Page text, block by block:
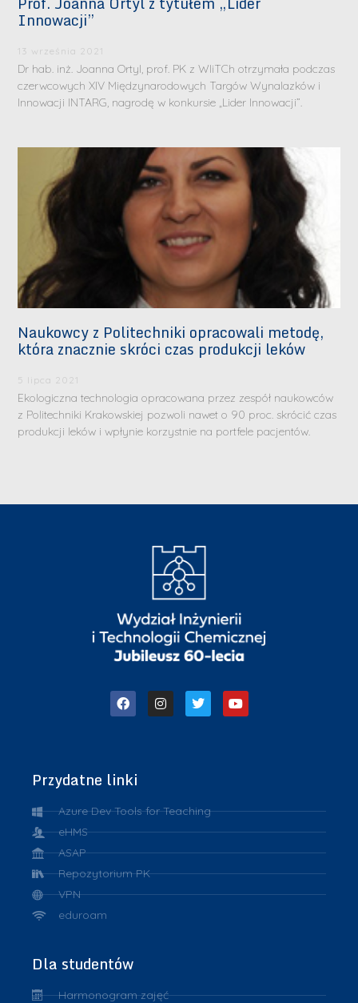
Innowacji”
13 września 2021
Dr hab. inż. Joanna Ortyl, prof. PK z WIiTCh otrzymała podczas
czerwcowych XIV Międzynarodowych Targów Wynalazków i
Innowacji INTARG, nagrodę w konkursie „Lider Innowacji”.
Naukowcy z Politechniki opracowali metodę,
która znacznie skróci czas produkcji leków
5 lipca 2021
Ekologiczna technologia opracowana przez zespół naukowców
z Politechniki Krakowskiej pozwoli nawet o 90 proc. skrócić czas
produkcji leków i wpłynie korzystnie na portfele pacjentów.
Przydatne linki
Azure Dev Tools for Teaching
eHMS
ASAP
Repozytorium PK
VPN
eduroam
Dla studentów
Harmonogram zajęć